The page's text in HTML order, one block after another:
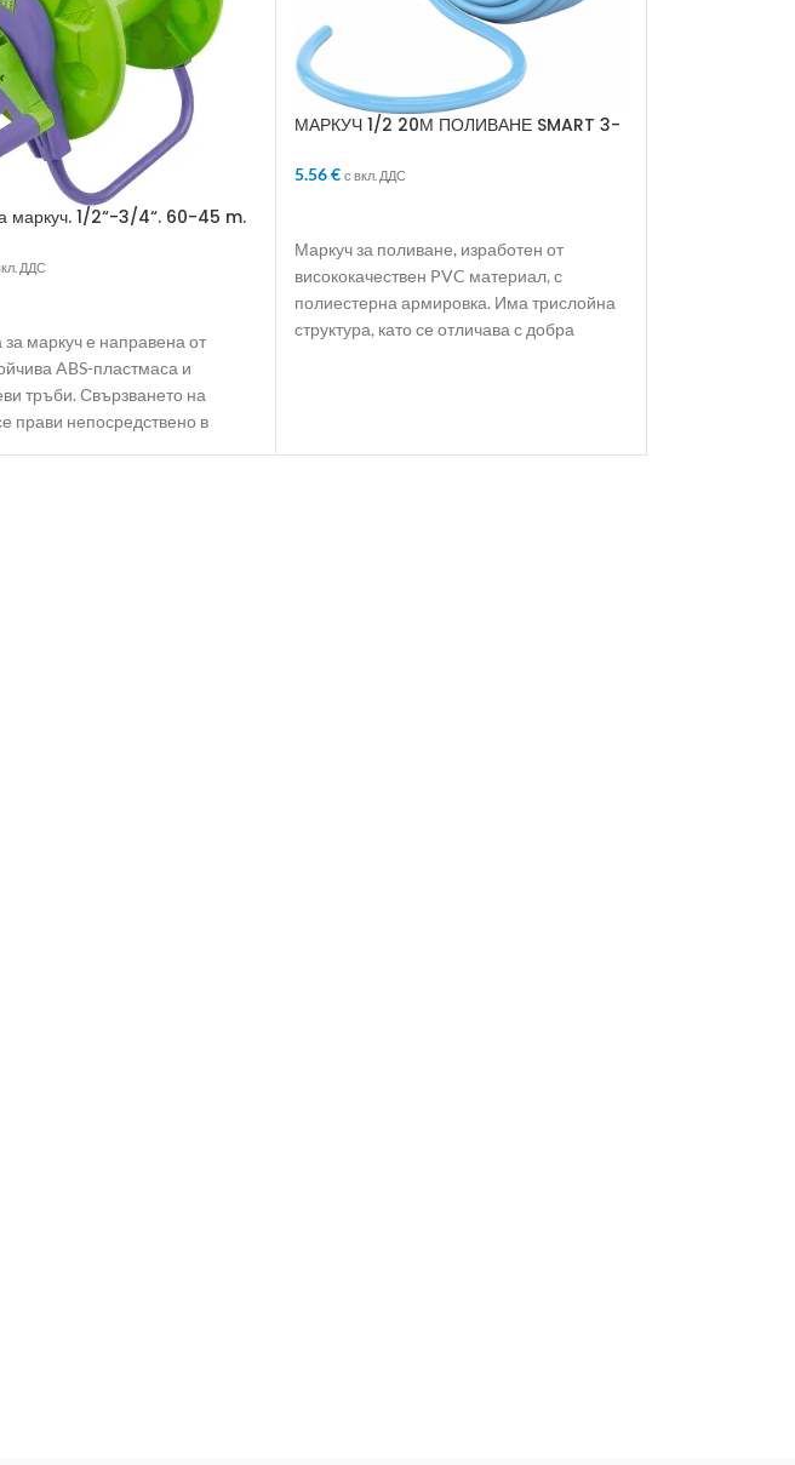
маркуч. 1/2“-3/4“. 60-45 m.
ДДС
маркуч е направена от
ABS-пластмаса и
тръби. Свързването на
прави непосредствено в
МАРКУЧ 1/2 20М ПОЛИВАНЕ SMART 3-
5.56€ с вкл. ДДС
Маркуч за поливане, изработен от
висококачествен PVC материал, с
полиестерна армировка. Има трислойна
структура, като се отличава с добра